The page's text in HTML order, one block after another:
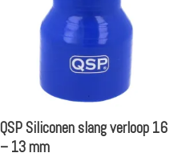
QSP Siliconen slang verloop 16
– 13 mm